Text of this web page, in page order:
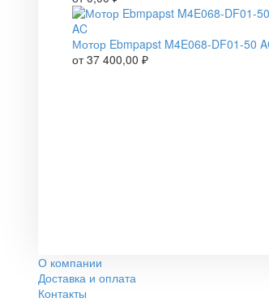
Мотор Ebmpapst M4E068-DF01-50
от37 400,00 ₽
О компании
Доставка и оплата
Контакты